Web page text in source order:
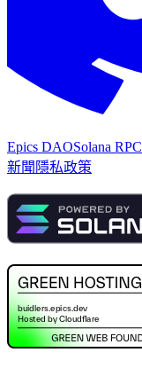
Epics DAOSolana RPC
新聞 隱私政策